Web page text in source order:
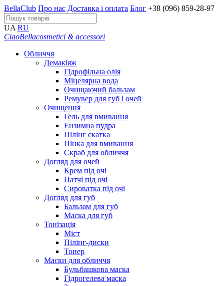
BellaClub Про нас Доставка і оплата Блог +38 (096) 859-28-97
UA RU
CiaoBellacosmetici & accessori
Обличчя
Демакіяж
Гідрофільна олія
Міцелярна вода
Очищаючий бальзам
Ремувер для губ і очей
Очищення
Гель для вмивання
Ензимна пудра
Пілінг скатка
Пінка для вмивання
Скраб для обличчя
Догляд для очей
Крем під очі
Патчі під очі
Сироватка під очі
Догляд для губ
Бальзам для губ
Маска для губ
Тонізація
Міст
Пілінг-диски
Тонер
Маски для обличчя
Бульбашкова маска
Гідрогелева маска